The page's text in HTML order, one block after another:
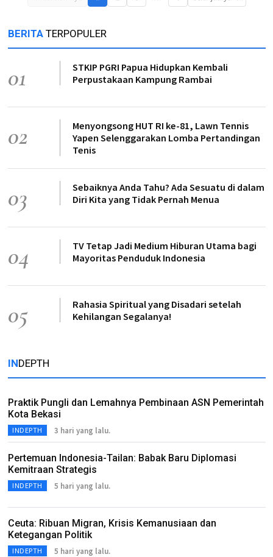
BERITA TERPOPULER
01
STKIP PGRI Papua Hidupkan Kembali
Perpustakaan Kampung Rambai
02
Menyongsong HUT RI ke-81, Lawn Tennis
Yapen Selenggarakan Lomba Pertandingan
Tenis
03
Sebaiknya Anda Tahu? Ada Sesuatu di dalam
Diri Kita yang Tidak Pernah Menua
04
TV Tetap Jadi Medium Hiburan Utama bagi
Mayoritas Penduduk Indonesia
05
Rahasia Spiritual yang Disadari setelah
Kehilangan Segalanya!
INDEPTH
Praktik Pungli dan Lemahnya Pembinaan ASN Pemerintah
Kota Bekasi
INDEPTH 3 hari yang lalu.
Pertemuan Indonesia-Tailan: Babak Baru Diplomasi
Kemitraan Strategis
INDEPTH 5 hari yang lalu.
Ceuta: Ribuan Migran, Krisis Kemanusiaan dan
Ketegangan Politik
INDEPTH 5 hari yang lalu.